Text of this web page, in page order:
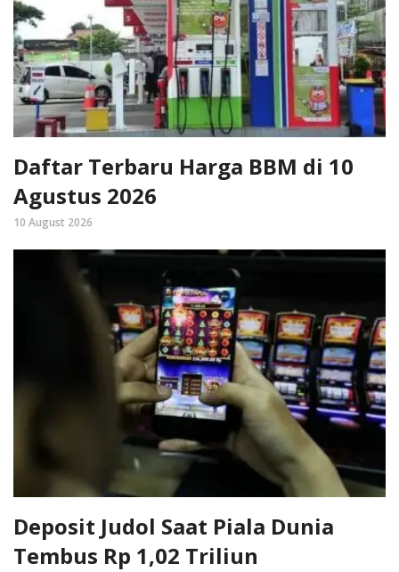
Daftar Terbaru Harga BBM di 10
Agustus 2026
10 August 2026
Deposit Judol Saat Piala Dunia
Tembus Rp 1,02 Triliun